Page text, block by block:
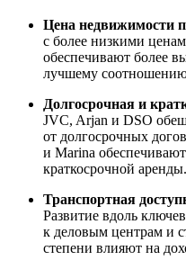
Цена недвижимости
с более низкими
обеспечивают более
лучшему
Долгосрочная и
JVC, Arjan и DSO
от долгосрочных
и Marina
краткосрочной аренды.
Транспортная
Развитие вдоль
к деловым центрам и
степени влияют на